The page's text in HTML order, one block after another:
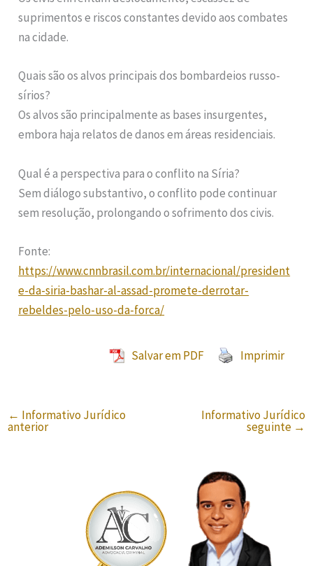
suprimentos e riscos constantes devido aos combates
na cidade.
Quais são os alvos principais dos bombardeios russo-
sírios?
Os alvos são principalmente as bases insurgentes,
embora haja relatos de danos em áreas residenciais.
Qual é a perspectiva para o conflito na Síria?
Sem diálogo substantivo, o conflito pode continuar
sem resolução, prolongando o sofrimento dos civis.
Fonte:
https://www.cnnbrasil.com.br/internacional/president
e-da-siria-bashar-al-assad-promete-derrotar-
rebeldes-pelo-uso-da-forca/
Salvar em PDF Imprimir
← Informativo Jurídico
anterior
Informativo Jurídico
seguinte →